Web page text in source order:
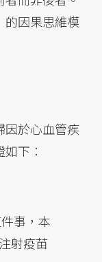
的因果思維模
因於心血管疾
下：
事，本
射疫苗